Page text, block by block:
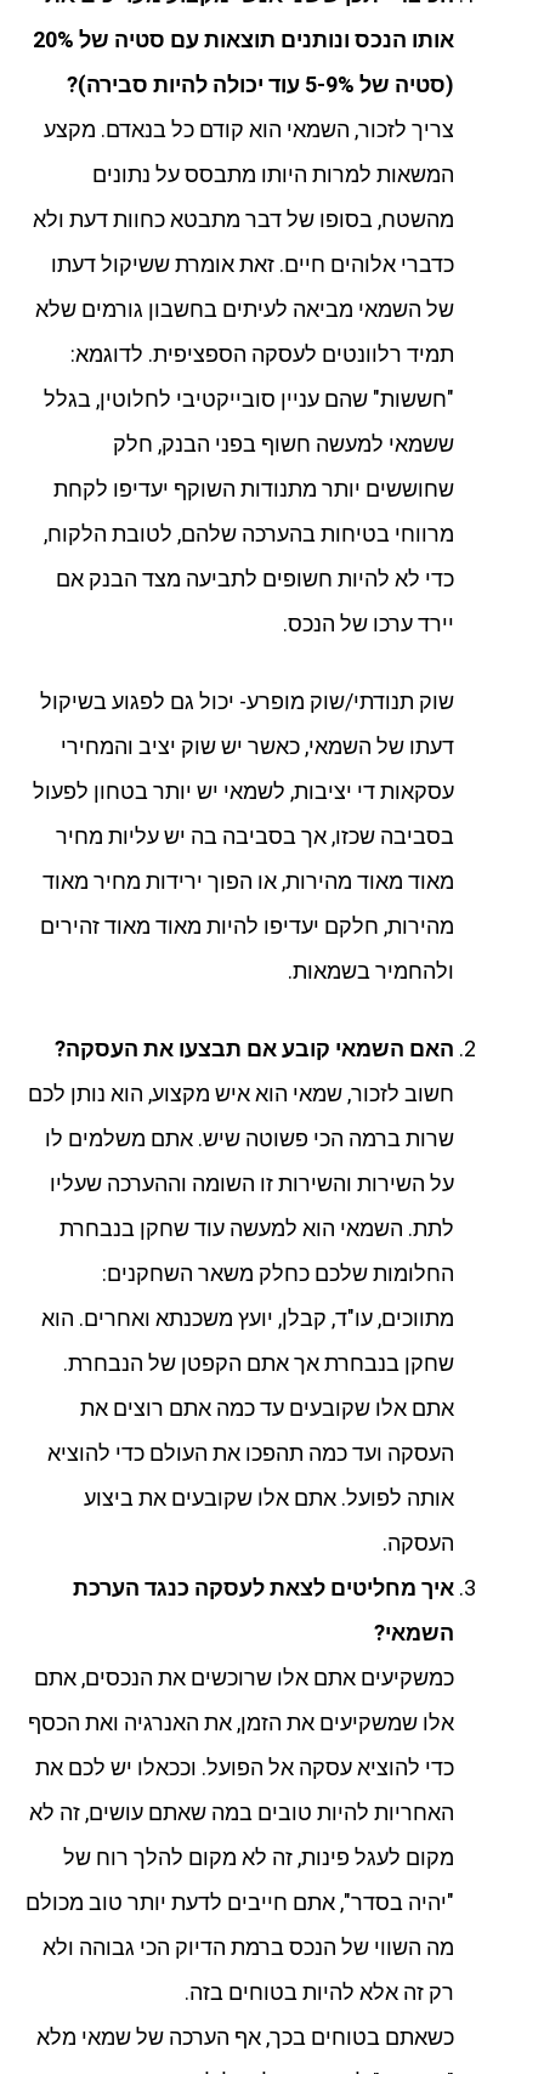
אותו הנכס ונותנים תוצאות עם סטיה של 20%
(סטיה של 5-9% עוד יכולה להיות סבירה)?
צריך לזכור, השמאי הוא קודם כל בנאדם. מקצע
המשאות למרות היותו מתבסס על נתונים
מהשטח, בסופו של דבר מתבטא כחוות דעת ולא
כדברי אלוהים חיים. זאת אומרת ששיקול דעתו
של השמאי מביאה לעיתים בחשבון גורמים שלא
תמיד רלוונטים לעסקה הספציפית. לדוגמא:
"חששות" שהם עניין סובייקטיבי לחלוטין, בגלל
ששמאי למעשה חשוף בפני הבנק, חלק
שחוששים יותר מתנודות השוקף יעדיפו לקחת
מרווחי בטיחות בהערכה שלהם, לטובת הלקוח,
כדי לא להיות חשופים לתביעה מצד הבנק אם
יירד ערכו של הנכס.
שוק תנודתי/שוק מופרע- יכול גם לפגוע בשיקול
דעתו של השמאי, כאשר יש שוק יציב והמחירי
עסקאות די יציבות, לשמאי יש יותר בטחון לפעול
בסביבה שכזו, אך בסביבה בה יש עליות מחיר
מאוד מאוד מהירות, או הפוך ירידות מחיר מאוד
מהירות, חלקם יעדיפו להיות מאוד מאוד זהירים
ולהחמיר בשמאות.
האם השמאי קובע אם תבצעו את העסקה?
חשוב לזכור, שמאי הוא איש מקצוע, הוא נותן לכם
שרות ברמה הכי פשוטה שיש. אתם משלמים לו
על השירות והשירות זו השומה וההערכה שעליו
לתת. השמאי הוא למעשה עוד שחקן בנבחרת
החלומות שלכם כחלק משאר השחקנים:
מתווכים, עו"ד, קבלן, יועץ משכנתא ואחרים. הוא
שחקן בנבחרת אך אתם הקפטן של הנבחרת.
אתם אלו שקובעים עד כמה אתם רוצים את
העסקה ועד כמה תהפכו את העולם כדי להוציא
אותה לפועל. אתם אלו שקובעים את ביצוע
העסקה.
איך מחליטים לצאת לעסקה כנגד הערכת
השמאי?
כמשקיעים אתם אלו שרוכשים את הנכסים, אתם
אלו שמשקיעים את הזמן, את האנרגיה ואת הכסף
כדי להוציא עסקה אל הפועל. וככאלו יש לכם את
האחריות להיות טובים במה שאתם עושים, זה לא
מקום לעגל פינות, זה לא מקום להלך רוח של
"יהיה בסדר", אתם חייבים לדעת יותר טוב מכולם
מה השווי של הנכס ברמת הדיוק הכי גבוהה ולא
רק זה אלא להיות בטוחים בזה.
כשאתם בטוחים בכך, אף הערכה של שמאי מלא